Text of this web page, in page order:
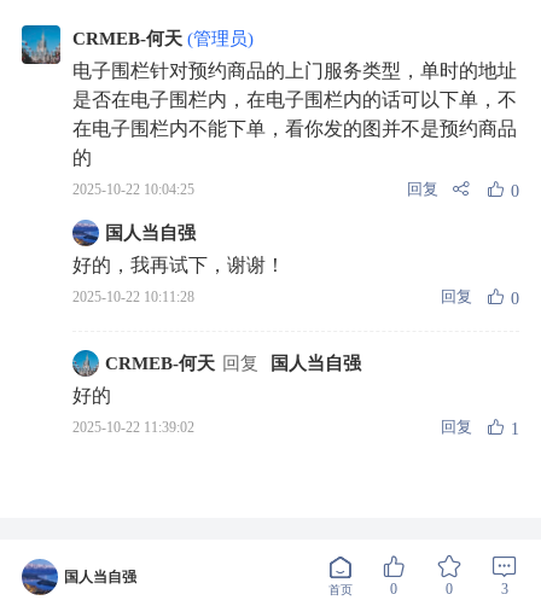
国人当自强
首页 0 0 3
CRMEB-何天 (管理员)
电子围栏针对预约商品的上门服务类型，单时的地址
是否在电子围栏内，在电子围栏内的话可以下单，不
在电子围栏内不能下单，看你发的图并不是预约商品
的
2025-10-22 10:04:25 回复 0
国人当自强
好的，我再试下，谢谢！
2025-10-22 10:11:28 回复 0
CRMEB-何天 回复 国人当自强
好的
2025-10-22 11:39:02 回复 1